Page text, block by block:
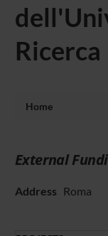
Ricerca
Home
External
Address Roma